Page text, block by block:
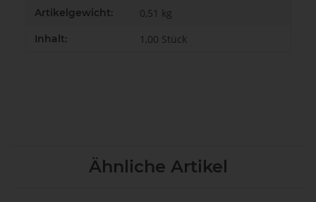
Artikelgewicht: 0,51 kg
Inhalt: 1,00 Stück
Ähnliche Artikel